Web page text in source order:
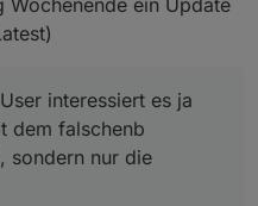
Wochenende ein Update
interessiert es ja
dem falschenb
sondern nur die